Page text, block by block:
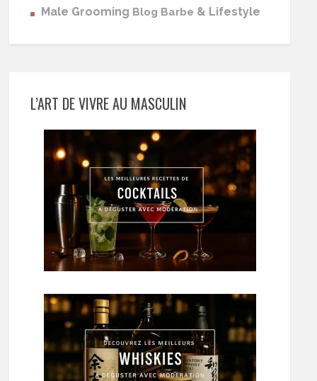
Male Grooming Blog Barbe & Lifestyle
L’ART DE VIVRE AU MASCULIN